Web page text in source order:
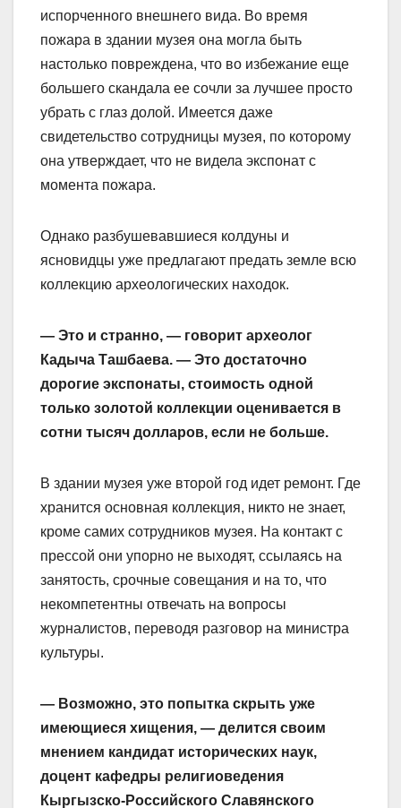
испорченного внешнего вида. Во время
пожара в здании музея она могла быть
настолько повреждена, что во избежание еще
большего скандала ее сочли за лучшее просто
убрать с глаз долой. Имеется даже
свидетельство сотрудницы музея, по которому
она утверждает, что не видела экспонат с
момента пожара.
Однако разбушевавшиеся колдуны и
ясновидцы уже предлагают предать земле всю
коллекцию археологических находок.
— Это и странно, — говорит археолог
Кадыча Ташбаева. — Это достаточно
дорогие экспонаты, стоимость одной
только золотой коллекции оценивается в
сотни тысяч долларов, если не больше.
В здании музея уже второй год идет ремонт. Где
хранится основная коллекция, никто не знает,
кроме самих сотрудников музея. На контакт с
прессой они упорно не выходят, ссылаясь на
занятость, срочные совещания и на то, что
некомпетентны отвечать на вопросы
журналистов, переводя разговор на министра
культуры.
— Возможно, это попытка скрыть уже
имеющиеся хищения, — делится своим
мнением кандидат исторических наук,
доцент кафедры религиоведения
Кыргызско-Российского Славянского